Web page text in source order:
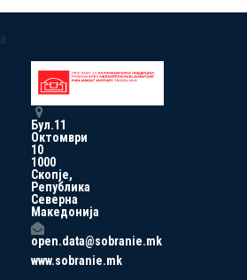
a
Бул.11
Октомври
10
1000
Скопје,
Република
Северна
Македонија
open.data@sobranie.mk
www.sobranie.mk